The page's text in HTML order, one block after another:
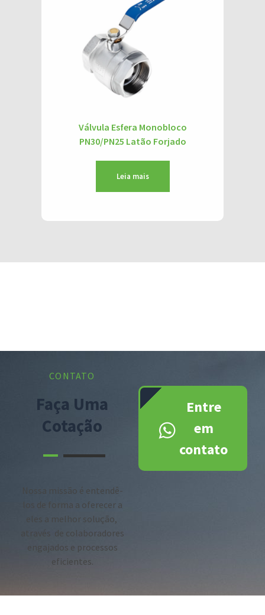
Válvula Esfera Monobloco
PN30/PN25 Latão Forjado
Leia mais
CONTATO
Faça Uma
Cotação
Nossa missão é entendê-
los de forma a oferecer a
eles a melhor solução,
através de colaboradores
engajados e processos
eficientes.
Entre
em
contato